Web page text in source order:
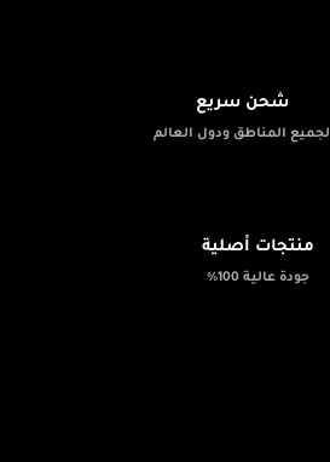
شحن سريع
لجميع المناطق ودول العالم
منتجات أصلية
جودة عالية 100%